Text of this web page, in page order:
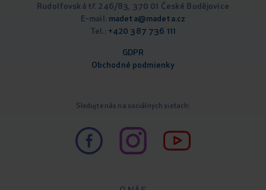
Rudolfovská tř. 246/83, 370 01 České Budějovice
E-mail: madeta@madeta.cz
Tel.: +420 387 736 111
GDPR
Obchodné podmienky
Sledujte nás na sociálnych sieťach: